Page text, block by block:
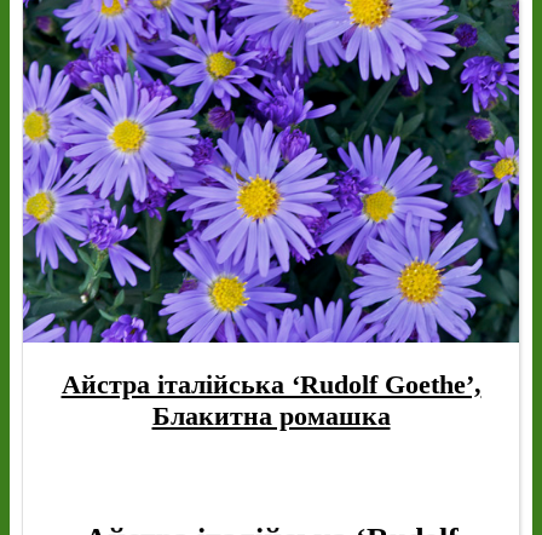
Айстра італійська ‘Rudolf Goethe’,
Блакитна ромашка